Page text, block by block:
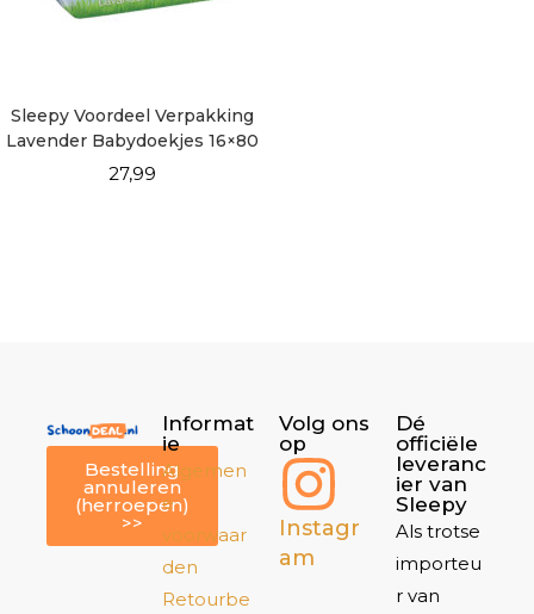
Sleepy Voordeel Verpakking
Lavender Babydoekjes 16×80
vellen
27,99
Bestelling
annuleren
(herroepen)
>>
Informat
ie
Algemen
e
voorwaar
den
Retourbe
Volg ons
op
Instagr
am
Dé
officiële
leveranc
ier van
Sleepy
Als trotse
importeu
r van